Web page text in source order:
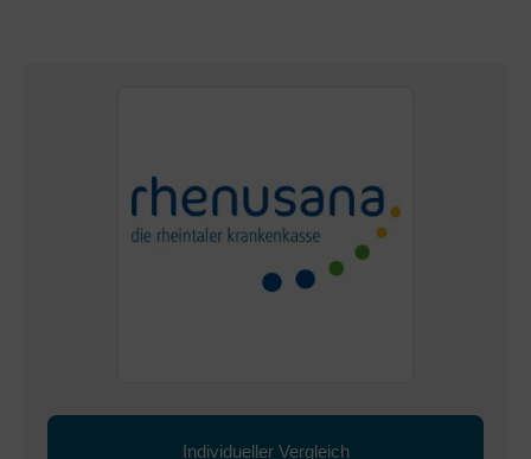
Individueller Vergleich